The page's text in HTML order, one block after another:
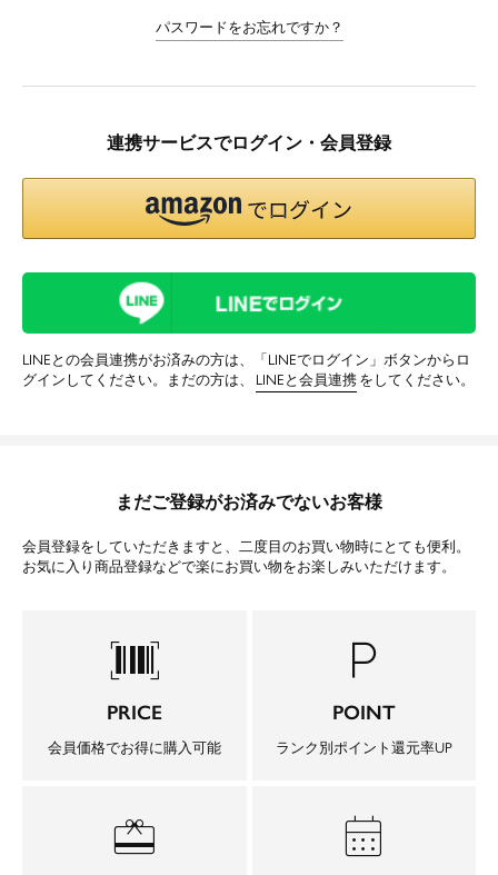
パスワードをお忘れですか？
連携サービスでログイン・会員登録
LINEとの会員連携がお済みの方は、「LINEでログイン」ボタンからロ
グインしてください。まだの方は、
LINEと会員連携 をしてください。
まだご登録がお済みでないお客様
会員登録をしていただきますと、二度目のお買い物時にとても便利。
お気に入り商品登録などで楽にお買い物をお楽しみいただけます。
barcode_scanner
PRICE
会員価格でお得に購入可能
local_parking
POINT
ランク別ポイント還元率UP
redeem calendar_month